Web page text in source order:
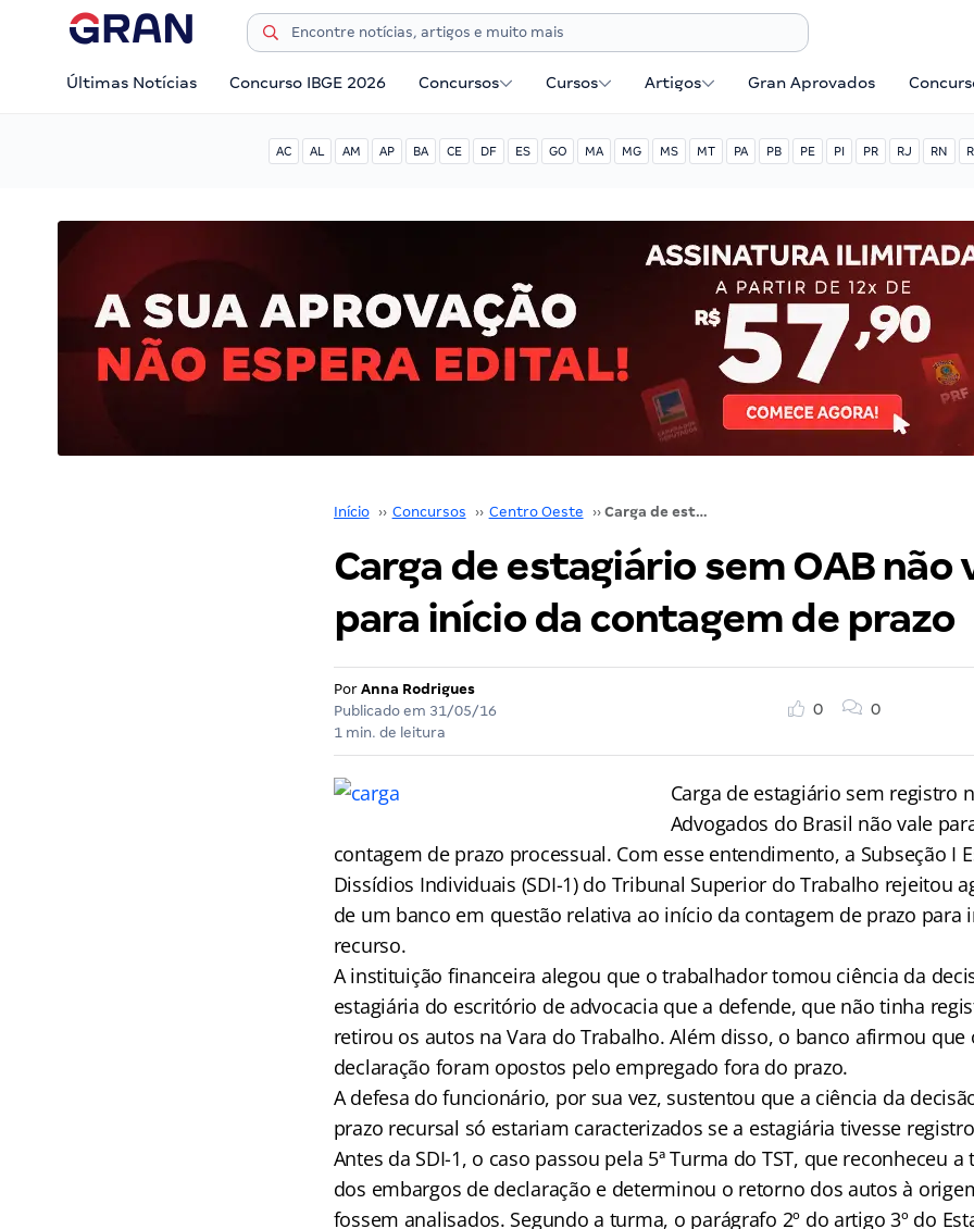
Últimas Notícias Concurso IBGE 2026 Concursos Cursos Artigos Gran Aprovados
AC AL AM AP BA CE DF ES GO MA MG MS MT PA PB PE PI PR RJ RN
Início ›› Concursos ›› Centro Oeste ›› Carga de estagiário sem OAB não vale para início da contagem de prazo
Carga de estagiário sem OAB não
para início da contagem de prazo
Por Anna Rodrigues
Publicado em 31/05/16
1 min. de leitura
0 0
Carga de estagiário sem registro
Advogados do Brasil não vale
contagem de prazo processual. Com esse entendimento, a Subseção I
Dissídios Individuais (SDI-1) do Tribunal Superior do Trabalho rejeitou
de um banco em questão relativa ao início da contagem de prazo para
recurso.
A instituição financeira alegou que o trabalhador tomou ciência da
estagiária do escritório de advocacia que a defende, que não tinha
retirou os autos na Vara do Trabalho. Além disso, o banco afirmou que
declaração foram opostos pelo empregado fora do prazo.
A defesa do funcionário, por sua vez, sustentou que a ciência da
prazo recursal só estariam caracterizados se a estagiária tivesse
Antes da SDI-1, o caso passou pela 5ª Turma do TST, que reconheceu
dos embargos de declaração e determinou o retorno dos autos à
fossem analisados. Segundo a turma, o parágrafo 2º do artigo 3º do